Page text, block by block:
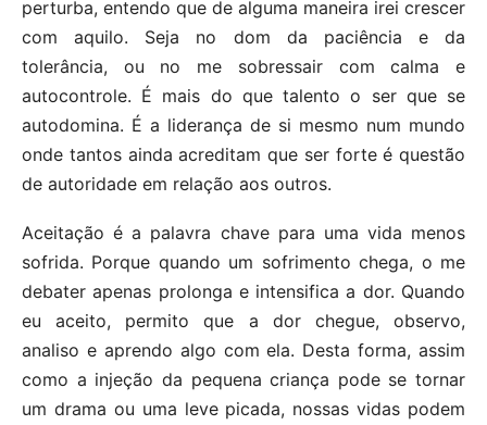
perturba, entendo que de alguma maneira irei crescer
com aquilo. Seja no dom da paciência e da
tolerância, ou no me sobressair com calma e
autocontrole. É mais do que talento o ser que se
autodomina. É a liderança de si mesmo num mundo
onde tantos ainda acreditam que ser forte é questão
de autoridade em relação aos outros.
Aceitação é a palavra chave para uma vida menos
sofrida. Porque quando um sofrimento chega, o me
debater apenas prolonga e intensifica a dor. Quando
eu aceito, permito que a dor chegue, observo,
analiso e aprendo algo com ela. Desta forma, assim
como a injeção da pequena criança pode se tornar
um drama ou uma leve picada, nossas vidas podem